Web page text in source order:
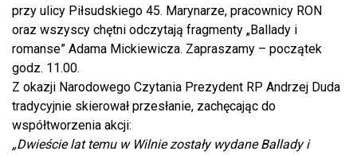
przy ulicy Piłsudskiego 45. Marynarze, pracownicy RON
oraz wszyscy chętni odczytają fragmenty „Ballady i
romanse” Adama Mickiewicza. Zapraszamy – początek
godz. 11.00.
Z okazji Narodowego Czytania Prezydent RP Andrzej Duda
tradycyjnie skierował przesłanie, zachęcając do
współtworzenia akcji:
„Dwieście lat temu w Wilnie zostały wydane Ballady i